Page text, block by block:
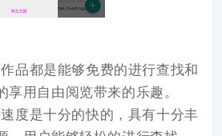
品都是能够免费的进行查找和
享用自由阅览带来的乐趣。
度是十分的快的，具有十分丰